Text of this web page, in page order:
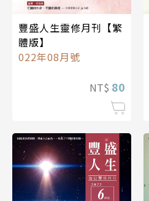
豐盛人生靈修月刊【繁
體版】
022年08月號
NT$ 80